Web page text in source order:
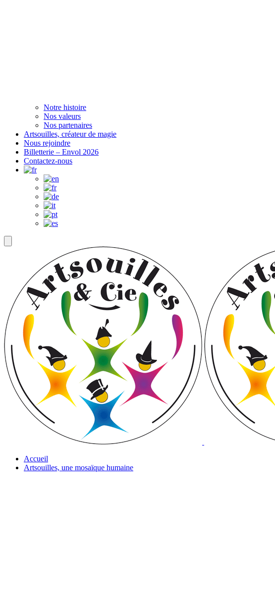
Notre histoire
Nos valeurs
Nos partenaires
Artsouilles, créateur de magie
Nous rejoindre
Billetterie – Envol 2026
Contactez-nous
Accueil
Artsouilles, une mosaïque humaine